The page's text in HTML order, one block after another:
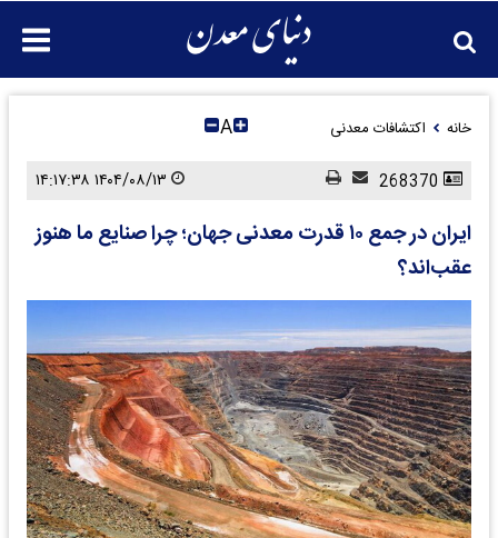
خانه اکتشافات معدنی A
ایران در جمع ۱۰ قدرت معدنی جهان؛ چرا صنایع ما هنوز
عقب‌اند؟